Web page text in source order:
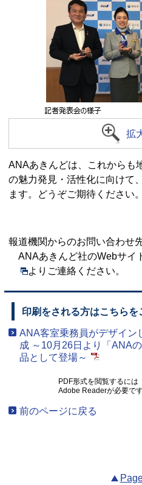
拡
ANAあきんどは、これからも
の魅力発見・活性化に向けて
ます。どうぞご期待ください。
報道機関からのお問い合わせ
ANAあきんど社のWebサイ
よりご連絡ください。
印刷をされる方はこちらを
ANA客室乗務員がデザイン
成 ～10月26日より「ANA
品として登場～
PDF形式を閲覧するには
Adobe Readerが必要です
前のページに戻る